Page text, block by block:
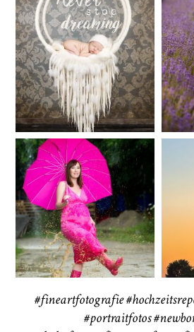
Baby/Newborn
72
Babybauch
37
#fineartfotografie
#portraitfotos